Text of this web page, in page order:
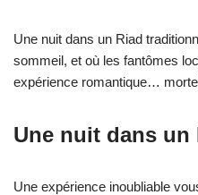
Une nuit dans un Riad
sommeil, et où les fantômes
expérience romantique…
Une nuit dans
Une expérience inoubliable